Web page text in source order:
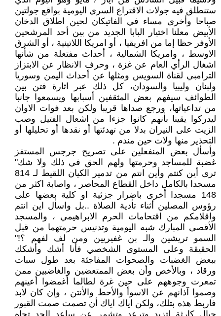
ستنطلق فيه جولات الاقتراع السري اليومية بواقع جولتين
صباحا وأخرى مساء في الفاتيكان لحين اطلاق الدخان
الأبيض معلنا اختيار البابا الجديد من بين أحد المرشحين
الأوفر حظا إما من افريقيا ، أو امريكا اللاتينية ، أو الشرق
الاوسط ، وامريكا الشمالية ، أحداث مفتعلة من شأنها
اشغال الرأي العام عن غزة ، وحرف الانظار عن الابتزاز
الترامبي لقناة السويس ومثلها عن أحداث اليمن وسوريا
ولبنان وليبيا والسودان، كل ذلك عبر اثارة فتن بين
الطوائف سيفهم بعض المثقفين أسبابها ويسمعوا جانبا
من تداعياتها، ورجع صداها قريبا ولكن بعد فوات الاوان
ليدركوا يقينا بأنهم كانوا جزءا من اشعال الفتيل وصب
الزيت على النيران بدلا من تهدئتها أو نقدها أو تحليلها أو
التحذير منها ولات حين مندم .
وأسأل بعض المنفعلين على تصريح جرجس المستفز
غضبة للمساجد وحرمتها ولهم الحق في ذلك ولا شك"
ترى أين كنتم وأين انتم من تدمير الكيان اللقيط لـ 814
مسجدا بالكامل داخل القطاع المحاصر ، واصابة اكثر من
148 مسجدا أخرى باضرار جزئية او كلية بعضها على
رؤوس المصلين أثناء تأدية الصلاة ..بل واسأل اين انتم
واقلامكم من اقتحامات الحرم الابراهيمي ، والمسجد
الأقصى المبارك شبه اليومية وتدنيس حرمتهما من قبل
السمو تريشين والـ بن غفيريين ومن لف لفهم ؟!"
الحقيقة وعلى المستوى الشخصي فأنا أشك وأشكك
ببعض الغضبات والصحوات المفاجئة بعد طول سبات
ورقاد ، وبالأخص وأن بعض الممتعضين والغاضبين ممن
تمعرت وجوههم على حين غرة لطالما أغمضوا أعينهم
وصموا آذانهم عن الاسوأ والأحط والأنتن ، وإن كان لابد
فاربط هذه بتلك، ولكن اياك اياك أن تصمت صمت القبور